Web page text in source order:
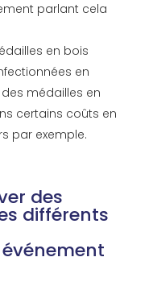
parlant cela
en bois
en
des médailles en
certains coûts en
par exemple.
des
différents